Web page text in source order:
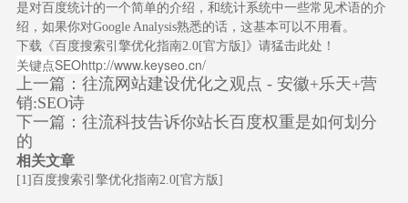
是对百度统计的一个简单的介绍，和统计系统中一些常见术语的介
绍，如果你对Google Analysis熟悉的话，这基本可以不用看。
下载《百度搜索引擎优化指南2.0[官方版]》请猛击此处！
关键点SEOhttp://www.keyseo.cn/
上一篇： 往流网站建设优化之观点 - 安徽+乐天+营
销:SEO诗
下一篇： 往流科技告诉你站长百度权重是如何划分
的
相关文章
[1] 百度搜索引擎优化指南2.0[官方版]